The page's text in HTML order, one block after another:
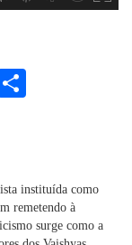
LiveJournal
instituída como
remetendo à
surge como a